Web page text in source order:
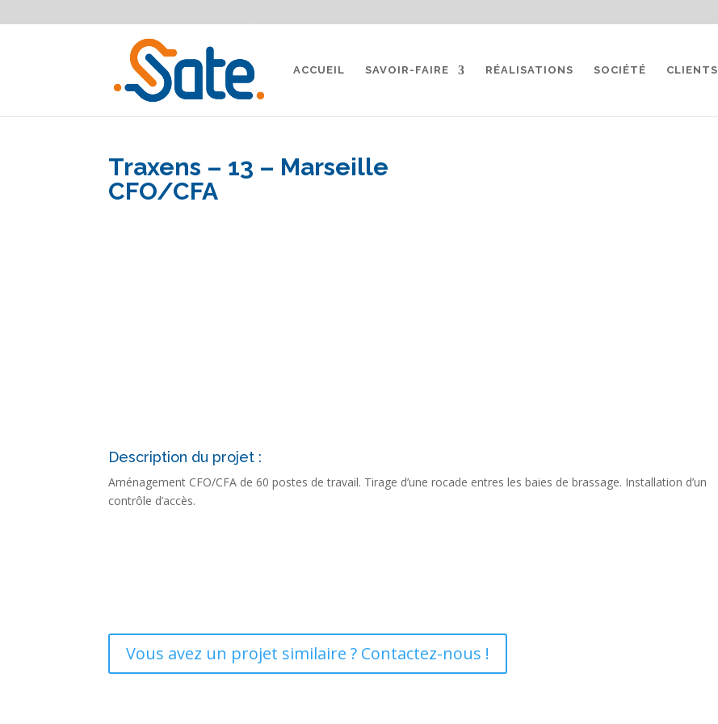
ACCUEIL SAVOIR-FAIRE RÉALISATIONS SOCIÉTÉ CLIENTS
Traxens – 13 – Marseille
CFO/CFA
Description du projet :
Aménagement CFO/CFA de 60 postes de travail. Tirage d’une rocade entres les baies de brassage. Installation d’un
contrôle d’accès.
Vous avez un projet similaire ? Contactez-nous !